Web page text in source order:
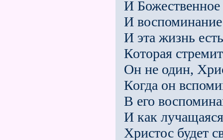
И Божественное
И
И эта жизнь
Которая
Он не один,
Когда он
В его
И как
Христос будет